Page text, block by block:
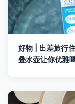
好物 | 出差旅行
叠水壶让你优雅